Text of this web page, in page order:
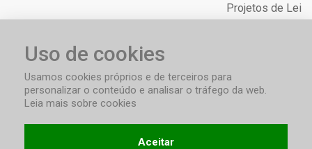
Projetos de Lei
Requerimentos
Uso de cookies
Usamos cookies próprios e de terceiros para
personalizar o conteúdo e analisar o tráfego da web.
Leia mais sobre cookies
Aceitar